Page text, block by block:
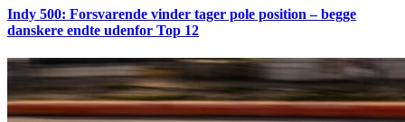
Indy 500: Forsvarende vinder tager pole position – begge
danskere endte udenfor Top 12